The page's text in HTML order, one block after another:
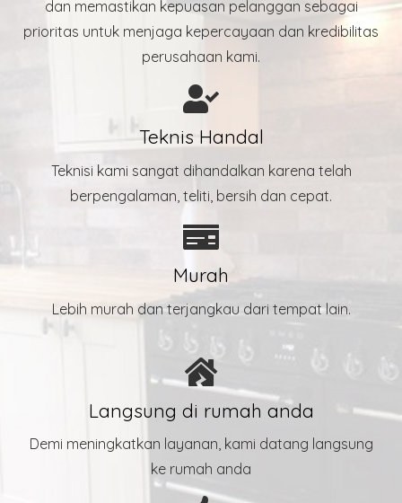
dan memastikan kepuasan pelanggan sebagai
prioritas untuk menjaga kepercayaan dan kredibilitas
perusahaan kami.
Teknis Handal
Teknisi kami sangat dihandalkan karena telah
berpengalaman, teliti, bersih dan cepat.
Murah
Lebih murah dan terjangkau dari tempat lain.
Langsung di rumah anda
Demi meningkatkan layanan, kami datang langsung
ke rumah anda